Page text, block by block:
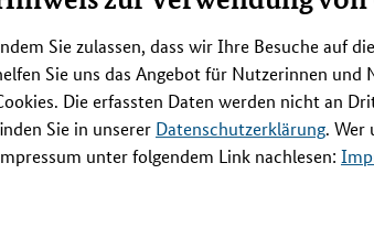
Sie zulassen, dass wir Ihre Besuche auf
Sie uns das Angebot für Nutzerinnen
Die erfassten Daten werden nicht an
Sie in unserer Datenschutzerklärung. Wer
unter folgendem Link nachlesen:
wird. Insofern wird die Individualität des
Veröffentlichte
einen Einfluss auf das
oder Reifeprozesse können die Allergenität
Effekte werden nicht in Betracht gezogen,
angewendet werden. Aufgabe der
von zwei ELISA-Methoden (Antigen- und
generellen Vorhandensein von Allergenen in
Allergenitätspotenzial für einen